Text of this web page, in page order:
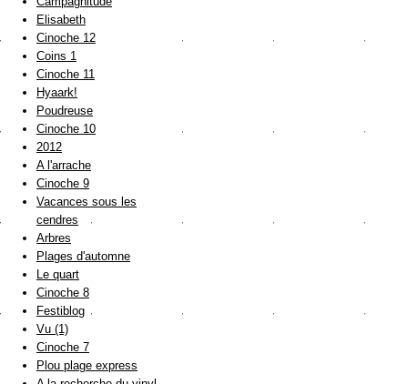
Elisabeth
Cinoche 12
Coins 1
Cinoche 11
Hyaark!
Poudreuse
Cinoche 10
2012
A l'arrache
Cinoche 9
Vacances sous les
cendres
Arbres
Plages d'automne
Le quart
Cinoche 8
Festiblog
Vu (1)
Cinoche 7
Plou plage express